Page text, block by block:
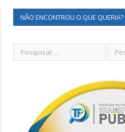
NÃO ENCONTROU O QUE QUERIA?